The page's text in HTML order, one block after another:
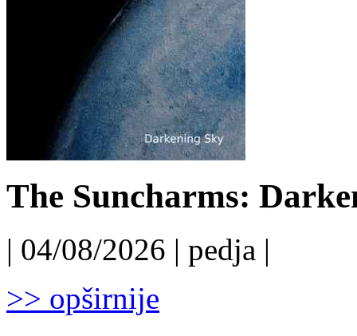
The Suncharms:
| 04/08/2026 | pedja |
>> opširnije